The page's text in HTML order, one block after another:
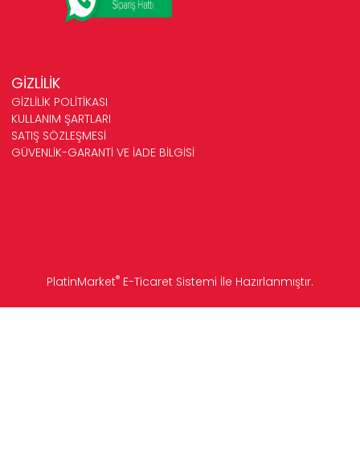
GİZLİLİK
GİZLİLİK POLİTİKASI
KULLANIM ŞARTLARI
SATIŞ SÖZLEŞMESİ
GÜVENLİK-GARANTİ VE İADE BİLGİSİ
PlatinMarket® E-Ticaret Sistemi İle Hazırlanmıştır.